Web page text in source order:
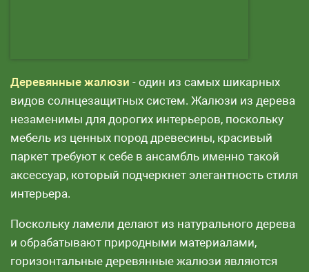
Деревянные жалюзи - один из самых шикарных
видов солнцезащитных систем. Жалюзи из дерева
незаменимы для дорогих интерьеров, поскольку
мебель из ценных пород древесины, красивый
паркет требуют к себе в ансамбль именно такой
аксессуар, который подчеркнет элегантность стиля
интерьера.
Поскольку ламели делают из натурального дерева
и обрабатывают природными материалами,
горизонтальные деревянные жалюзи являются